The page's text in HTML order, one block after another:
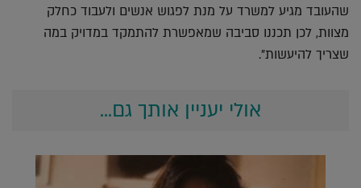
שהעובד מגיע למשרד על מנת לפגוש אנשים ולעבוד כחלק
מצוות, לכן תכננו סביבה שמאפשרת להתמקד במדויק במה
שצריך להיעשות".
אולי יעניין אותך גם...